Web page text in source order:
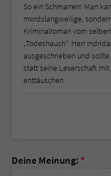
So ein Schmarren! Man
mordslangweilige,
Kriminalroman vom
„Todeshauch“. Herr
ausgeschrieben und
statt seine Leserschaft
enttäuschen.
Deine Meinung: *